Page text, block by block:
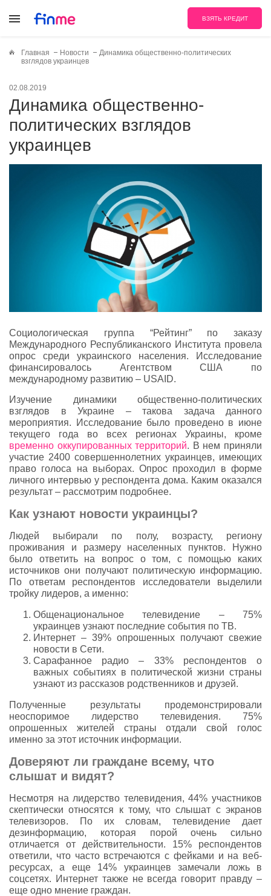
ВЗЯТЬ КРЕДИТ
Главная Новости
Динамика общественно-политических
взглядов украинцев
02.08.2019
Динамика общественно-
политических взглядов
украинцев
Социологическая группа “Рейтинг” по заказу
Международного Республиканского Института провела
опрос среди украинского населения. Исследование
финансировалось Агентством США по
международному развитию – USAID.
Изучение динамики общественно-политических
взглядов в Украине – такова задача данного
мероприятия. Исследование было проведено в июне
текущего года во всех регионах Украины, кроме
временно оккупированных территорий. В нем приняли
участие 2400 совершеннолетних украинцев, имеющих
право голоса на выборах. Опрос проходил в форме
личного интервью у респондента дома. Каким оказался
результат – рассмотрим подробнее.
Как узнают новости украинцы?
Людей выбирали по полу, возрасту, региону
проживания и размеру населенных пунктов. Нужно
было ответить на вопрос о том, с помощью каких
источников они получают политическую информацию.
По ответам респондентов исследователи выделили
тройку лидеров, а именно:
Общенациональное телевидение – 75%
украинцев узнают последние события по ТВ.
Интернет – 39% опрошенных получают свежие
новости в Сети.
Сарафанное радио – 33% респондентов о
важных событиях в политической жизни страны
узнают из рассказов родственников и друзей.
Полученные результаты продемонстрировали
неоспоримое лидерство телевидения. 75%
опрошенных жителей страны отдали свой голос
именно за этот источник информации.
Доверяют ли граждане всему, что
слышат и видят?
Несмотря на лидерство телевидения, 44% участников
скептически относятся к тому, что слышат с экранов
телевизоров. По их словам, телевидение дает
дезинформацию, которая порой очень сильно
отличается от действительности. 15% респондентов
ответили, что часто встречаются с фейками и на веб-
ресурсах, а еще 14% украинцев замечали ложь в
соцсетях. Интернет также не всегда говорит правду –
еще одно мнение граждан.